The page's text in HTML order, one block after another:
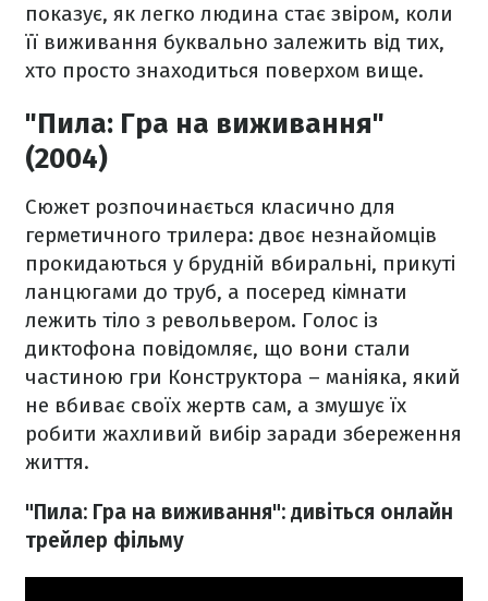
показує, як легко людина стає звіром, коли
її виживання буквально залежить від тих,
хто просто знаходиться поверхом вище.
"Пила: Гра на виживання"
(2004)
Сюжет розпочинається класично для
герметичного трилера: двоє незнайомців
прокидаються у брудній вбиральні, прикуті
ланцюгами до труб, а посеред кімнати
лежить тіло з револьвером. Голос із
диктофона повідомляє, що вони стали
частиною гри Конструктора – маніяка, який
не вбиває своїх жертв сам, а змушує їх
робити жахливий вибір заради збереження
життя.
"Пила: Гра на виживання": дивіться онлайн
трейлер фільму